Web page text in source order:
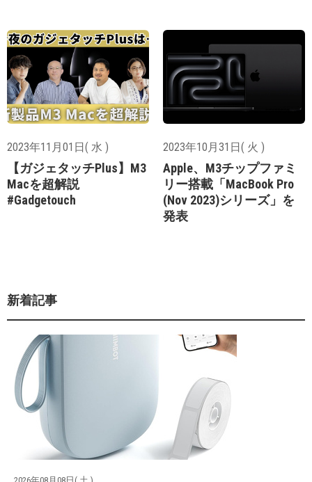
2023年11月01日( 水 )
【ガジェタッチPlus】M3
Macを超解説
#Gadgetouch
2023年10月31日( 火 )
Apple、M3チップファミ
リー搭載「MacBook Pro
(Nov 2023)シリーズ」を
発表
新着記事